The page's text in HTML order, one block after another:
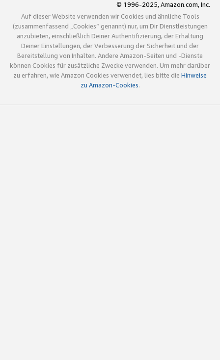
© 1996-2025, Amazon.com, Inc.
Auf dieser Website verwenden wir Cookies und ähnliche Tools
(zusammenfassend „Cookies“ genannt) nur, um Dir Dienstleistungen
anzubieten, einschließlich Deiner Authentifizierung, der Erhaltung
Deiner Einstellungen, der Verbesserung der Sicherheit und der
Bereitstellung von Inhalten. Andere Amazon-Seiten und -Dienste
können Cookies für zusätzliche Zwecke verwenden. Um mehr darüber
zu erfahren, wie Amazon Cookies verwendet, lies bitte die Hinweise
zu Amazon-Cookies.